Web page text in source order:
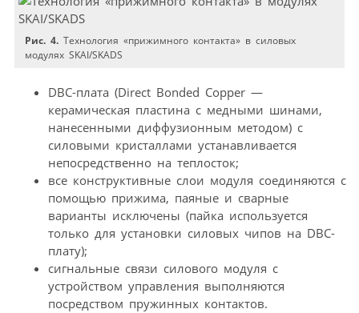
Рис. 4. Технология «прижимного контакта» в силовых
модулях SKAI/SKADS
DВC-плата (Direct Bonded Copper —
керамическая пластина с медными шинами,
нанесенными диффузионным методом) с
силовыми кристаллами устанавливается
непосредственно на теплосток;
все конструктивные слои модуля соединяются с
помощью прижима, паяные и сварные
варианты исключены (пайка используется
только для установки силовых чипов на DBC-
плату);
сигнальные связи силового модуля с
устройством управления выполняются
посредством пружинных контактов.